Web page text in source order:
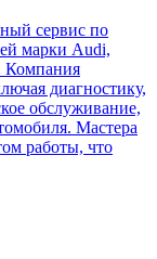
сервис по
марки Audi,
Компания
диагностику,
обслуживание,
Мастера
работы, что